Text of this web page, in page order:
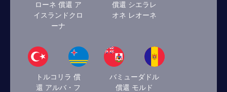
ローネ 償還 ア
イスランドクロ
ーナ
償還 シエラレ
オネ レオーネ
トルコリラ 償
還 アルバ・フ
バミューダドル
償還 モルド